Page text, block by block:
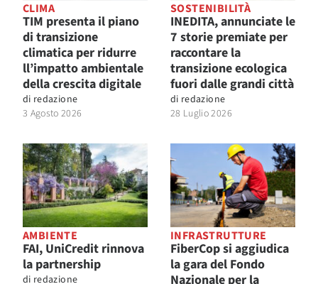
CLIMA
TIM presenta il piano
di transizione
climatica per ridurre
ll’impatto ambientale
della crescita digitale
di redazione
3 Agosto 2026
SOSTENIBILITÀ
INEDITA, annunciate le
7 storie premiate per
raccontare la
transizione ecologica
fuori dalle grandi città
di redazione
28 Luglio 2026
AMBIENTE
FAI, UniCredit rinnova
la partnership
di redazione
INFRASTRUTTURE
FiberCop si aggiudica
la gara del Fondo
Nazionale per la